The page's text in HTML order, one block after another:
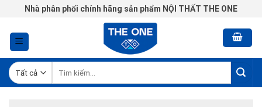
Chuyển
nội
dung
Nhà phân phối chính hãng sản phẩm NỘI THẤT THE ONE
kiếm: